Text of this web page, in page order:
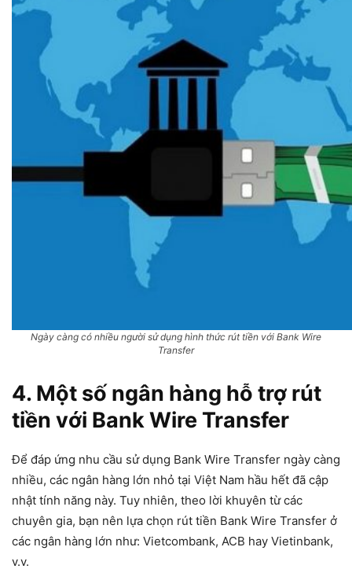
Ngày càng có nhiều người sử dụng hình thức rút tiền với Bank Wire
Transfer
4. Một số ngân hàng hỗ trợ rút
tiền với Bank Wire Transfer
Để đáp ứng nhu cầu sử dụng Bank Wire Transfer ngày càng
nhiều, các ngân hàng lớn nhỏ tại Việt Nam hầu hết đã cập
nhật tính năng này. Tuy nhiên, theo lời khuyên từ các
chuyên gia, bạn nên lựa chọn rút tiền Bank Wire Transfer ở
các ngân hàng lớn như: Vietcombank, ACB hay Vietinbank,
v.v.